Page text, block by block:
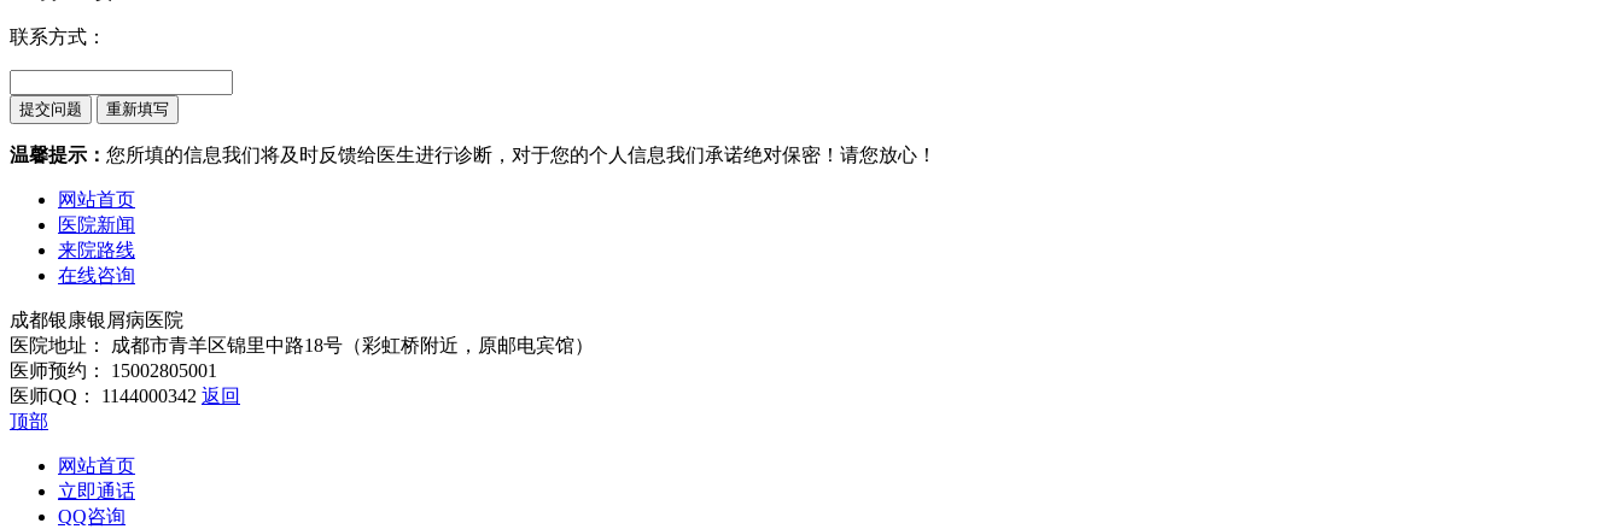
联系方式：
温馨提示： 您所填的信息我们将及时反馈给医生进行诊断，对于您的个人信息我们承诺绝对保密！请您放心！
网站首页
医院新闻
来院路线
在线咨询
成都银康银屑病医院
医院地址： 成都市青羊区锦里中路18号（彩虹桥附近，原邮电宾馆）
医师预约： 15002805001
医师QQ： 1144000342 返回
顶部
网站首页
立即通话
QQ咨询